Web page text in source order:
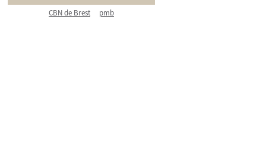
CBN de Brest pmb